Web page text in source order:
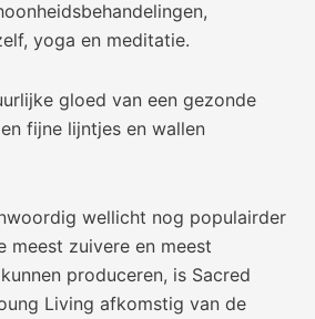
yoga en meditatie.
gloed van een gezonde
fijne lijntjes en wallen
wellicht nog populairder
meest zuivere en meest
produceren, is Sacred
Living afkomstig van de